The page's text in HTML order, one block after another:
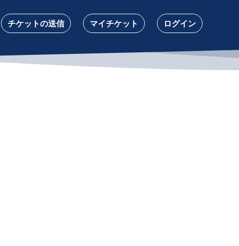
チケットの送信 マイチケット ログイン